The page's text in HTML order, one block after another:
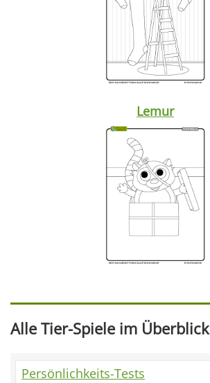
Lemur
Alle Tier-Spiele im Überblick
Persönlichkeits-Tests